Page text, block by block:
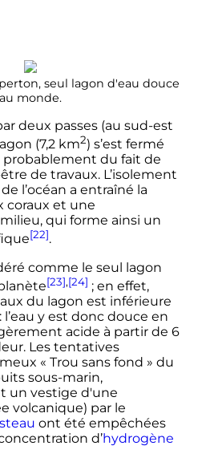
seul lagon d'eau douce
au monde.
deux passes (au sud-est
(7,2 km2) s’est fermé
probablement du fait de
de travaux. L’isolement
l’océan a entraîné la
coraux et une
qui forme ainsi un
[22].
comme le seul lagon
[23],[24] ; en effet,
du lagon est inférieure
: l’eau y est donc douce en
acide à partir de 6
Les tentatives
« Trou sans fond » du
sous-marin,
un vestige d'une
volcanique) par le
ont été empêchées
d’hydrogène